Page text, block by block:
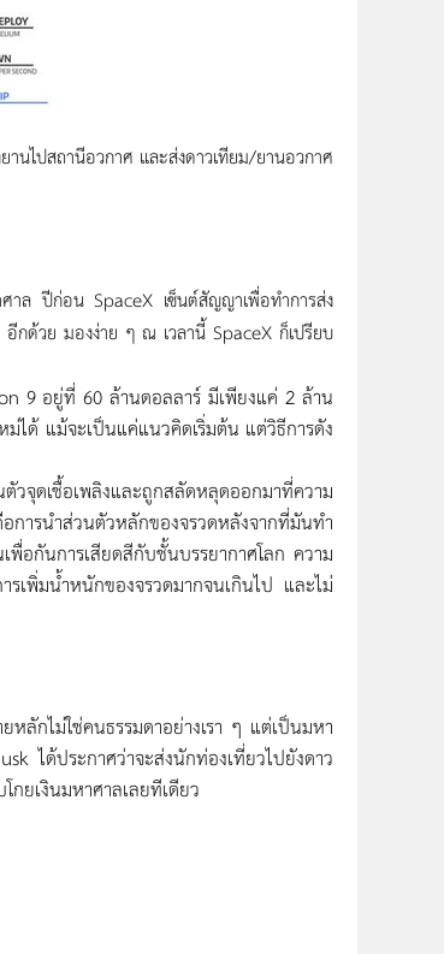
นไปสถานีอวกาศ และส่งดาวเทียม/ยานอวกาศ
ศาล ปีก่อน SpaceX เซ็นต์สัญญาเพื่อทำการส่ง
กด้วย มองง่าย ๆ ณ เวลานี้ SpaceX ก็เปรียบ
9 อยู่ที่ 60 ล้านดอลลาร์ มีเพียงแค่ 2 ล้าน
ได้ แม้จะเป็นแค่แนวคิดเริ่มต้น แต่วิธีการดัง
วจุดเชื้อเพลิงและถูกสลัดหลุดออกมาที่ความ
ารนำส่วนตัวหลักของจรวดหลังจากที่มันทำ
อกันการเสียดสีกับชั้นบรรยากาศโลก ความ
รเพิ่มน้ำหนักของจรวดมากจนเกินไป และไม่
ลักไม่ใช่คนธรรมดาอย่างเรา ๆ แต่เป็นมหา
ได้ประกาศว่าจะส่งนักท่องเที่ยวไปยังดาว
ยเงินมหาศาลเลยทีเดียว